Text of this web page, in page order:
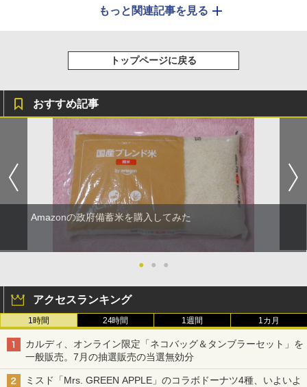
もっと関連記事を見る
トップページに戻る
おすすめ記事
Amazonの政府備蓄米を購入してみた
● ● ●
アクセスランキング
1時間 24時間 1週間 1カ月
カルディ、オンライン限定「ネコバッグ＆タンブラーセット」を
一般販売。7月の抽選販売の当選無効分
ミスド「Mrs. GREEN APPLE」のコラボドーナツ4種、いよいよ